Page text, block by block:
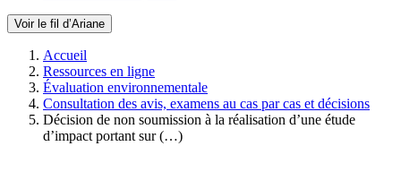
Voir le fil d’Ariane
Accueil
Ressources en ligne
Évaluation environnementale
Consultation des avis, examens au cas par cas et décisions
Décision de non soumission à la réalisation d’une étude
d’impact portant sur (…)